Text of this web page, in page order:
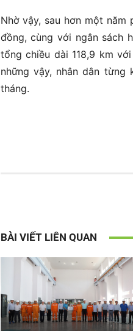
Nhờ vậy, sau hơn một
đồng, cùng với ngân sách
tổng chiều dài 118,9 km
những vậy, nhân dân
tháng.
BÀI VIẾT LIÊN QUAN